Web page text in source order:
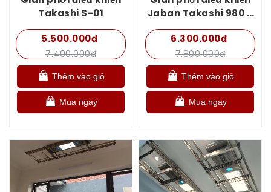
Takashi S-01
5.500.000đ
7.400.000đ
Thêm vào giỏ
Mua ngay
Jaban Takashi 980 –
S300HP
6.300.000đ
7.800.000đ
Thêm vào giỏ
Mua ngay